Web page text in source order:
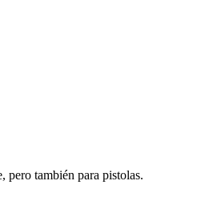
pero también para pistolas.